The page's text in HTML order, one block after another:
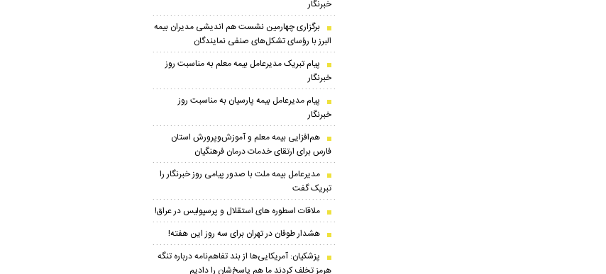
خبرنگار
برگزاری چهارمین نشست هم اندیشی مدیران بیمه
البرز با رؤسای تشکل‌های صنفی نمایندگان
پیام تبریک مدیرعامل بیمه معلم به مناسبت روز
خبرنگار
پیام مدیرعامل بیمه پارسیان به مناسبت روز
خبرنگار
هم‌افزایی بیمه معلم و آموزش‌وپرورش استان
فارس برای ارتقای خدمات درمان فرهنگیان
مدیرعامل بیمه ملت با صدور پیامی روز خبرنگار را
تبریک گفت
ملاقات اسطوره های استقلال و پرسپولیس در عراق!
هشدار طوفان در تهران برای سه روز این هفته!
پزشکیان: آمریکایی‌ها از بند تفاهم‌نامه درباره تنگه
هرمز تخلف کردند ما هم پاسخ‌شان را دادیم